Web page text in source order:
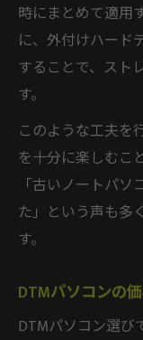
時にまとめて適用
に、外付けハード
することで、スト
す。
このような工夫を
を十分に楽しむこ
「古いノートパ
た」という声も多
す。
DTMパソコンの
DTMパソコン選び